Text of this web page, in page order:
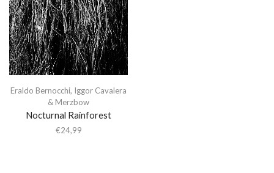
Eraldo Bernocchi, Iggor Cavalera
& Merzbow
Nocturnal Rainforest
€24,99